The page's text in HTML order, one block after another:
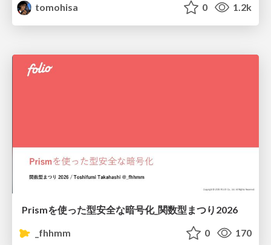
tomohisa
0 1.2k
Prismを使った型安全な暗号化_関数型まつり2026
_fhhmm
0 170